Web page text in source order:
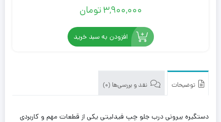
3,900,000 تومان
افزودن به سبد خرید
توضیحات نقد و بررسی‌ها (0)
دستگیره بیرونی درب جلو چپ فیدلیتی یکی از قطعات مهم و کاربردی